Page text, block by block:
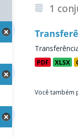
1
PDF XLSX
Você